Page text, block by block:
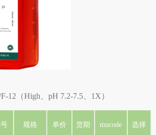
12（High、pH 7.2-7.5、1X）
规格 单价 货期 mucode 选择